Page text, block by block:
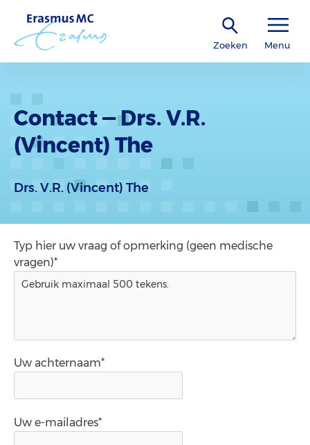
Zoeken Menu
Contact — Drs. V.R.
(Vincent) The
Drs. V.R. (Vincent) The
Typ hier uw vraag of opmerking (geen medische
vragen)*
Uw achternaam*
Uw e-mailadres*